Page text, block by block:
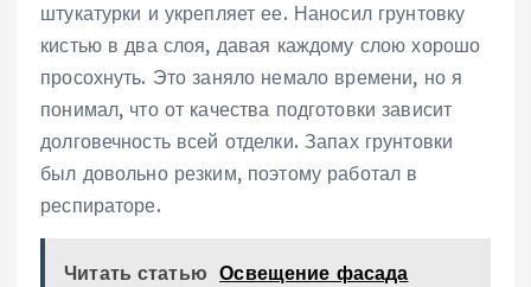
штукатурки и укрепляет ее. Наносил грунтовку
кистью в два слоя, давая каждому слою хорошо
просохнуть. Это заняло немало времени, но я
понимал, что от качества подготовки зависит
долговечность всей отделки. Запах грунтовки
был довольно резким, поэтому работал в
респираторе.
Читать статью Освещение фасада